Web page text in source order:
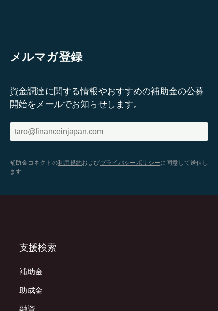
メルマガ登録
資金調達に関する情報やおすすめの補助金の公募
開始をメールでお知らせします。
補助金コネクトの利用規約およびプライバシーポリシーに同意して送信し
ます
支援検索
補助金
助成金
融資